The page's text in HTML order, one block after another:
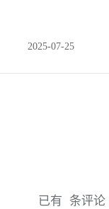
2025-07-25
已有 条评论